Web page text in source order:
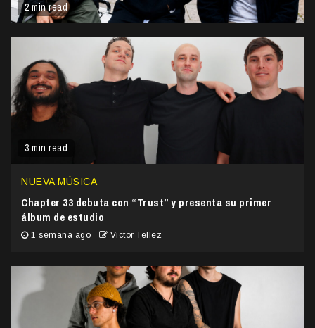
2 min read
3 min read
NUEVA MÚSICA
Chapter 33 debuta con “Trust” y presenta su primer
álbum de estudio
1 semana ago Victor Tellez